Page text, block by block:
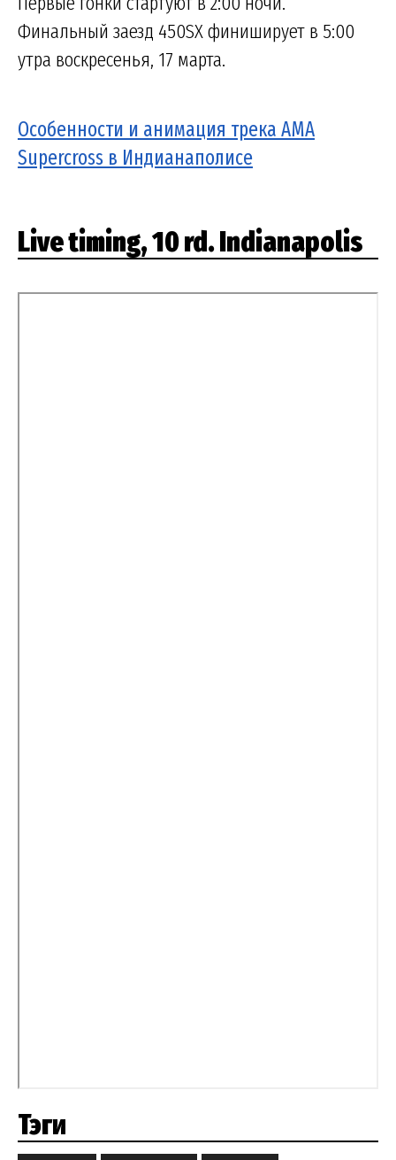
Финальный заезд 450SX финиширует в 5:00
утра воскресенья, 17 марта.
Особенности и анимация трека AMA
Supercross в Индианаполисе
Live timing, 10 rd. Indianapolis
Тэги